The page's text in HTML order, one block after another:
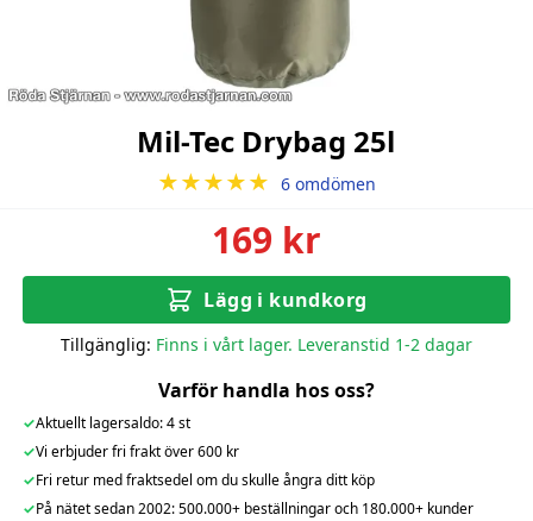
Mil-Tec Drybag 25l
★★★★★ 6 omdömen
169 kr
Lägg i kundkorg
Tillgänglig: Finns i vårt lager. Leveranstid 1-2 dagar
Varför handla hos oss?
✓Aktuellt lagersaldo: 4 st
✓Vi erbjuder fri frakt över 600 kr
✓Fri retur med fraktsedel om du skulle ångra ditt köp
✓På nätet sedan 2002: 500.000+ beställningar och 180.000+ kunder